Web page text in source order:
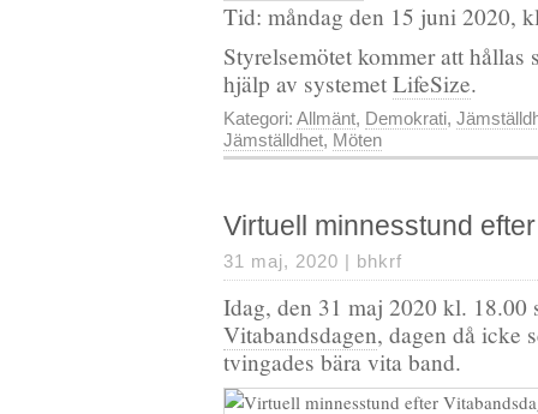
Tid: måndag den 15 juni 2020,
Styrelsemötet kommer att hållas
hjälp av systemet LifeSize.
Kategori: Allmänt, Demokrati,
Jämställdhet, Möten
Virtuell minnesstund
31 maj, 2020 | bhkrf
Idag, den 31 maj 2020 kl. 18.00
Vitabandsdagen, dagen då icke
tvingades bära vita band.